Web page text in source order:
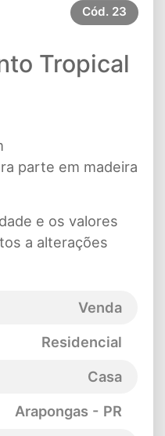
Cód. 23
Tropical
parte em madeira
e os valores
a alterações
Venda
Residencial
Casa
Arapongas - PR